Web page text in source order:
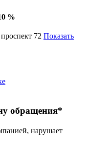
%
72 Показать
обращения*
нарушает